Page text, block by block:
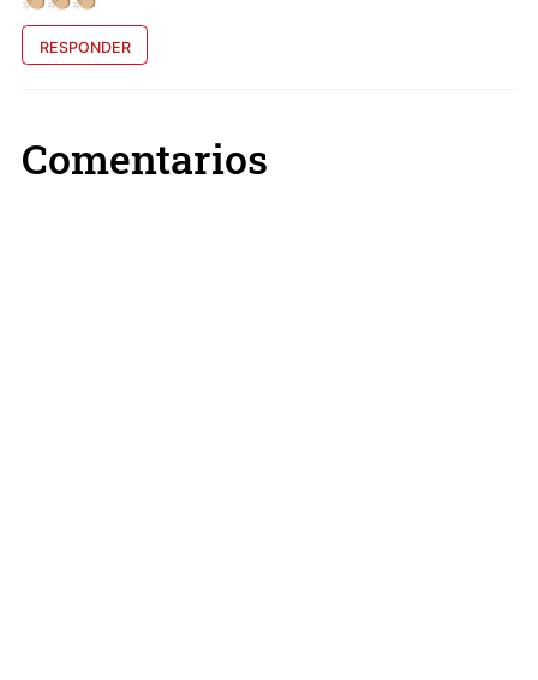
RESPONDER
Comentarios